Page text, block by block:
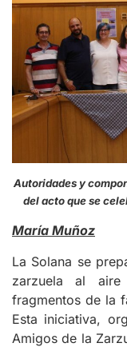
Autoridades y
del acto que se
María Muñoz
La Solana se
zarzuela al
fragmentos de la
Esta iniciativa,
Amigos de la